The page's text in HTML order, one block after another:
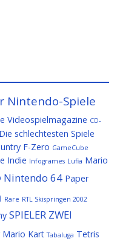
Nintendo-Spiele
Videospielmagazine CD-
Die schlechtesten Spiele
F-Zero GameCube
Indie Infogrames Lufia Mario
Nintendo 64 Paper
Rare RTL Skispringen 2002
SPIELER ZWEI
Mario Kart Tabaluga Tetris